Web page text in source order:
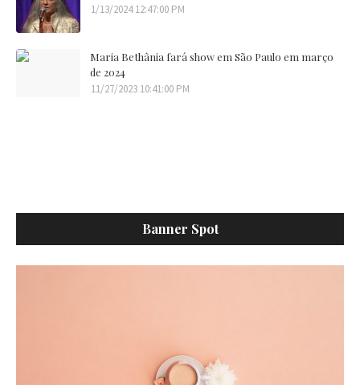
1/13/2024 12:47:00 PM
Maria Bethânia fará show em São Paulo em março
de 2024
11/27/2023 10:41:00 PM
Banner Spot